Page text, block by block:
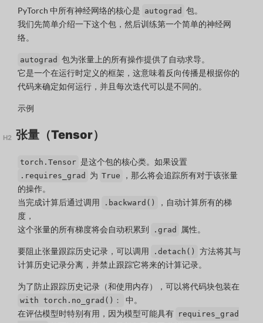
PyTorch 中所有神经网络的核心是 autograd 包。
我们先简单介绍一下这个包，然后训练第一个简单的神经网
络。
autograd 包为张量上的所有操作提供了自动求导。
它是一个在运行时定义的框架，这意味着反向传播是根据你的
代码来确定如何运行，并且每次迭代可以是不同的。
示例
张量（Tensor）
torch.Tensor 是这个包的核心类。如果设置
.requires_grad 为 True
，那么将会追踪所有对于该张量
的操作。
当完成计算后通过调用
.backward()
，自动计算所有的梯
度，
这个张量的所有梯度将会自动积累到
.grad 属性。
要阻止张量跟踪历史记录，可以调用 .detach()
方法将其与
计算历史记录分离，并禁止跟踪它将来的计算记录。
为了防止跟踪历史记录（和使用内存），可以将代码块包装在
with torch.no_grad()：
中。
在评估模型时特别有用，因为模型可能具有 requires_grad